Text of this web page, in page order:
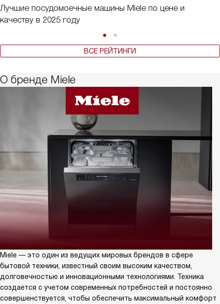
Лучшие посудомоечные машины Miele по цене и
качеству в 2025 году
ВСЕ РЕЙТИНГИ
О бренде Miele
Miele — это один из ведущих мировых брендов в сфере
бытовой техники, известный своим высоким качеством,
долговечностью и инновационными технологиями. Техника
создается с учетом современных потребностей и постоянно
совершенствуется, чтобы обеспечить максимальный комфорт